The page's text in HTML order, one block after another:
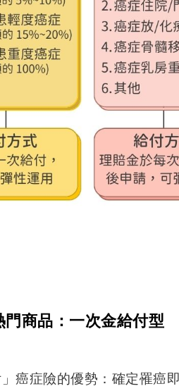
商品：一次金給付型
」癌症險的優勢：確定罹癌